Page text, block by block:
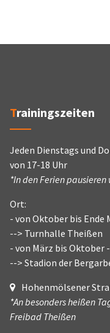
Trainingszeiten
Jeden Dienstags und
von 17-18 Uhr
*In den Ferien pausieren
Ort:
- von Oktober bis Ende
--> Turnhalle Theißen
- von März bis Oktober -
--> Stadion der
Hohenmölsener
*An besonders heißen
Freibad Theißen